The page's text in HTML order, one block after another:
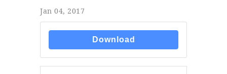
Jan 04, 2017
Download